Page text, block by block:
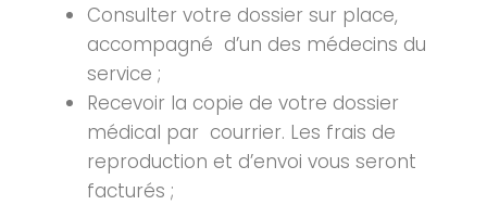
Consulter votre dossier sur place,
accompagné d’un des médecins du
service ;
Recevoir la copie de votre dossier
médical par courrier. Les frais de
reproduction et d’envoi vous seront
facturés ;